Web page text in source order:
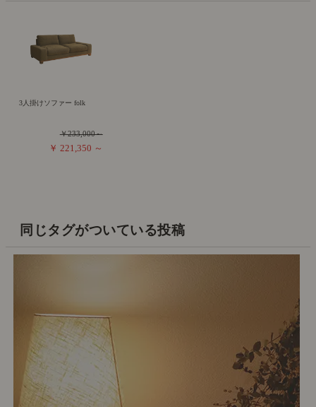
3人掛けソファー folk
￥233,000～
￥ 221,350 ～
同じタグがついている投稿